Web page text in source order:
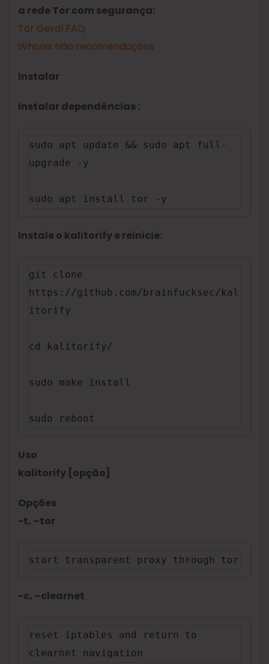
a rede Tor com segurança:
Tor Geral FAQ
Whonix Não recomendações
Instalar
Instalar dependências :
sudo apt update && sudo apt full-
upgrade -y
sudo apt install tor -y
Instale o kalitorify e reinicie:
git clone
https://github.com/brainfucksec/kal
itorify
cd kalitorify/
sudo make install
sudo reboot
Uso
kalitorify [opção]
Opções
-t, –tor
start transparent proxy through tor
-c, –clearnet
reset iptables and return to
clearnet navigation